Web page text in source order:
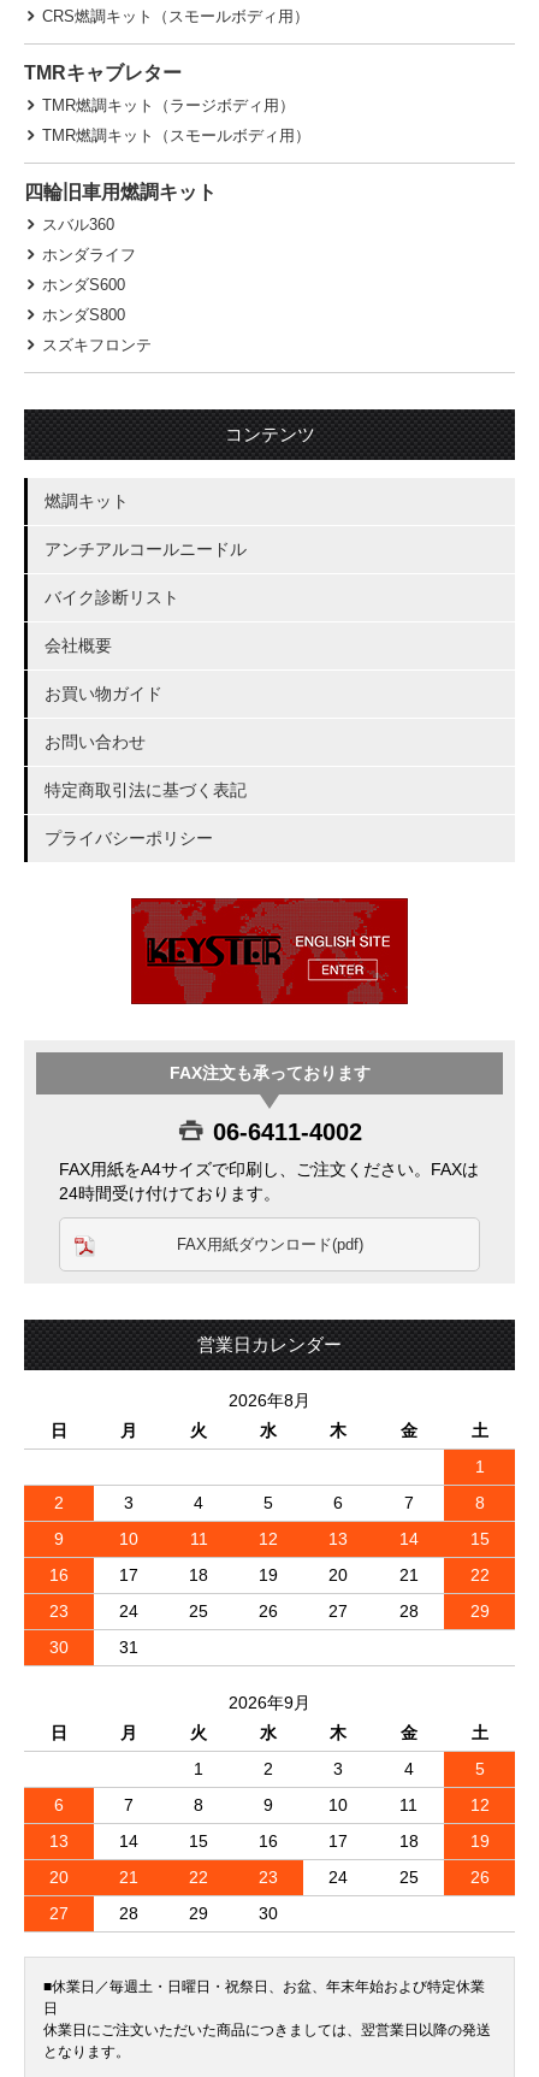
CRS燃調キット（スモールボディ用）
TMRキャブレター
TMR燃調キット（ラージボディ用）
TMR燃調キット（スモールボディ用）
四輪旧車用燃調キット
スバル360
ホンダライフ
ホンダS600
ホンダS800
スズキフロンテ
コンテンツ
燃調キット
アンチアルコールニードル
バイク診断リスト
会社概要
お買い物ガイド
お問い合わせ
特定商取引法に基づく表記
プライバシーポリシー
FAX注文も承っております
06-6411-4002
FAX用紙をA4サイズで印刷し、ご注文ください。FAXは
24時間受け付けております。
FAX用紙ダウンロード(pdf)
営業日カレンダー
2026年8月
日
月 火 水 木 金
土
1
2
3 4 5 6 7
8
9
10 11 12 13 14
15
16
17 18 19 20 21
22
23
24 25 26 27 28
29
30
31
2026年9月
日
月 火 水 木 金
土
1
2 3 4
5
6
7 8 9 10 11
12
13
14 15 16 17 18
19
20
21 22 23 24 25
26
27
28 29 30
■休業日／毎週土・日曜日・祝祭日、お盆、年末年始および特定休業
日
休業日にご注文いただいた商品につきましては、翌営業日以降の発送
となります。